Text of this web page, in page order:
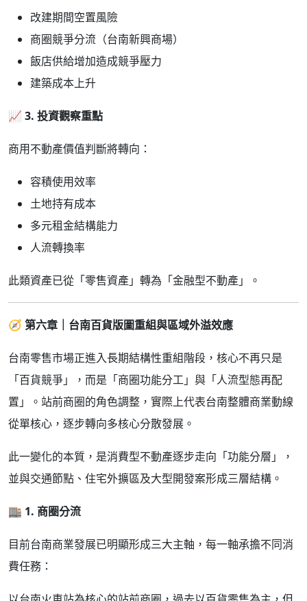
改建期間空置風險
商圈競爭分流（台南新興商場）
飯店供給增加造成競爭壓力
建築成本上升
📈 3. 投資觀察重點
商用不動產價值判斷將轉向：
容積使用效率
土地持有成本
多元租金結構能力
人流轉換率
此類資產已從「零售資產」轉為「金融型不動產」。
🧭 第六章｜台南百貨版圖重組與區域外溢效應
台南零售市場正進入長期結構性重組階段，核心不再只是
「百貨競爭」，而是「商圈功能分工」與「人流型態再配
置」。站前商圈的角色調整，實際上代表台南整體商業動線
從單核心，逐步轉向多核心分散發展。
此一變化的本質，是消費型不動產逐步走向「功能分層」，
並與交通節點、住宅外擴區及大型開發案形成三層結構。
🏬 1. 商圈分流
目前台南商業發展已明顯形成三大主軸，每一軸承擔不同消
費任務：